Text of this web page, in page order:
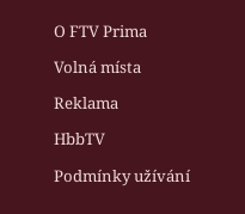
O FTV Prima
Volná místa
Reklama
HbbTV
Podmínky užívání